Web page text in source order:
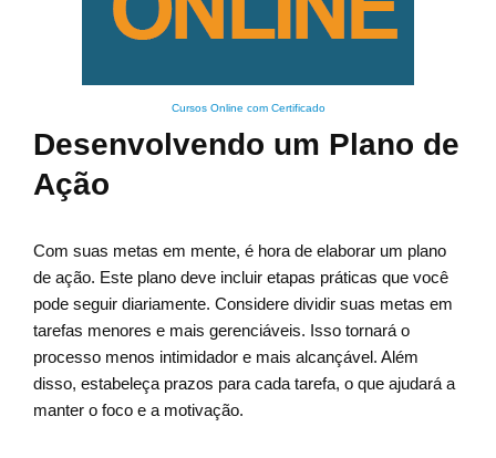
Cursos Online com Certificado
Desenvolvendo um Plano de
Ação
Com suas metas em mente, é hora de elaborar um plano
de ação. Este plano deve incluir etapas práticas que você
pode seguir diariamente. Considere dividir suas metas em
tarefas menores e mais gerenciáveis. Isso tornará o
processo menos intimidador e mais alcançável. Além
disso, estabeleça prazos para cada tarefa, o que ajudará a
manter o foco e a motivação.